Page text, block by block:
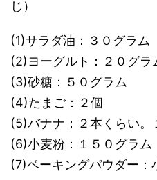
じ）
(1)サラダ油：３０グラム
(2)ヨーグルト：２０グラ
(3)砂糖：５０グラム
(4)たまご：２個
(5)バナナ：２本くらい。
(6)小麦粉：１５０グラム
(7)ベーキングパウダー：